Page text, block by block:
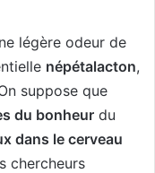
légère odeur de
népétalacton,
suppose que
du bonheur du
dans le cerveau
chercheurs